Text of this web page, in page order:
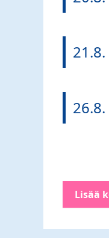
21.8.
26.8.
Lisää